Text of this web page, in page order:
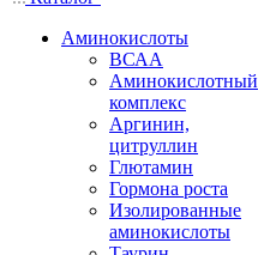
Аминокислоты
ВСАА
Аминокислотный
комплекс
Аргинин,
цитруллин
Глютамин
Гормона роста
Изолированные
аминокислоты